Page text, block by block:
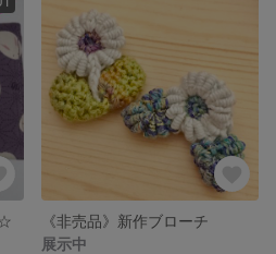
《非売品》新作ブローチ
展示中